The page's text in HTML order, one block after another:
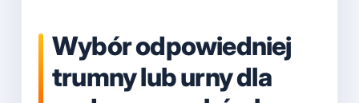
Wybór odpowiedniej
trumny lub urny dla